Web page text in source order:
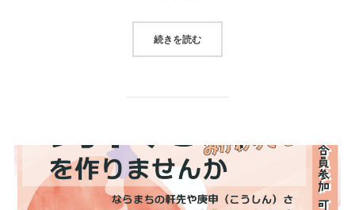
続きを読む“令和の百姓一揆3/29に実施”